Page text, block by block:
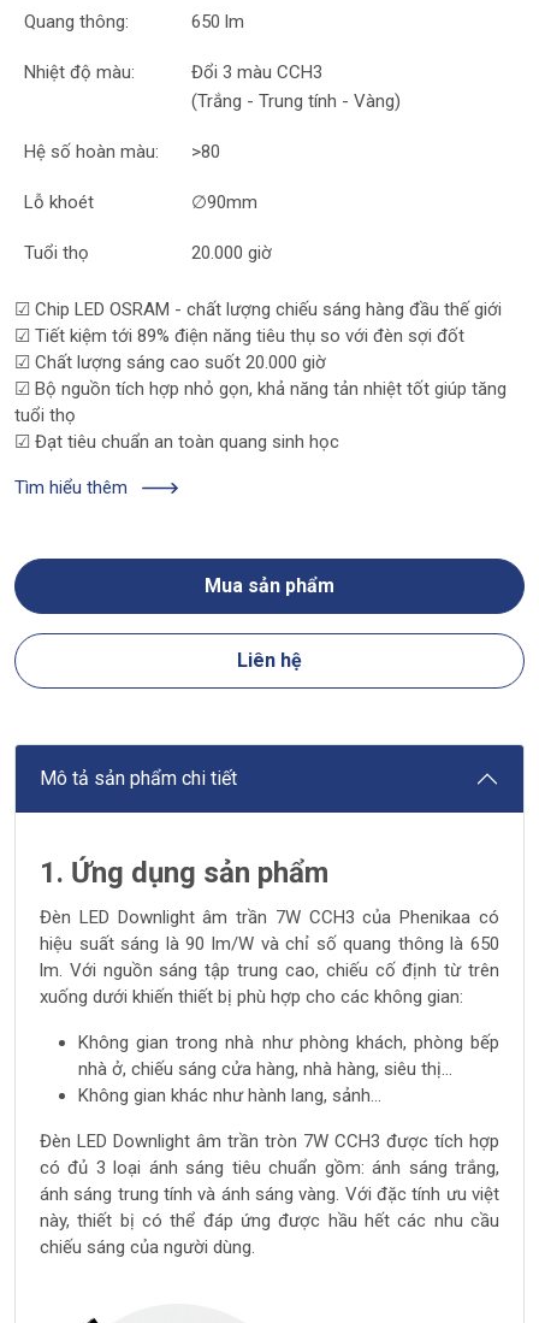
Quang thông: 650 lm
Nhiệt độ màu:
Đổi 3 màu CCH3
(Trắng - Trung tính - Vàng)
Hệ số hoàn màu: >80
Lỗ khoét ∅90mm
Tuổi thọ 20.000 giờ
☑ Chip LED OSRAM - chất lượng chiếu sáng hàng đầu thế giới
☑ Tiết kiệm tới 89% điện năng tiêu thụ so với đèn sợi đốt
☑ Chất lượng sáng cao suốt 20.000 giờ
☑ Bộ nguồn tích hợp nhỏ gọn, khả năng tản nhiệt tốt giúp tăng
tuổi thọ
☑ Đạt tiêu chuẩn an toàn quang sinh học
Tìm hiểu thêm
Mua sản phẩm
Liên hệ
Mô tả sản phẩm chi tiết
1. Ứng dụng sản phẩm
Đèn LED Downlight âm trần 7W CCH3 của Phenikaa có
hiệu suất sáng là 90 lm/W và chỉ số quang thông là 650
lm. Với nguồn sáng tập trung cao, chiếu cố định từ trên
xuống dưới khiến thiết bị phù hợp cho các không gian:
Không gian trong nhà như phòng khách, phòng bếp
nhà ở, chiếu sáng cửa hàng, nhà hàng, siêu thị…
Không gian khác như hành lang, sảnh…
Đèn LED Downlight âm trần tròn 7W CCH3 được tích hợp
có đủ 3 loại ánh sáng tiêu chuẩn gồm: ánh sáng trắng,
ánh sáng trung tính và ánh sáng vàng. Với đặc tính ưu việt
này, thiết bị có thể đáp ứng được hầu hết các nhu cầu
chiếu sáng của người dùng.